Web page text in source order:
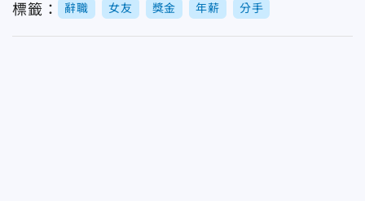
標籤： 辭職 女友 獎金 年薪 分手